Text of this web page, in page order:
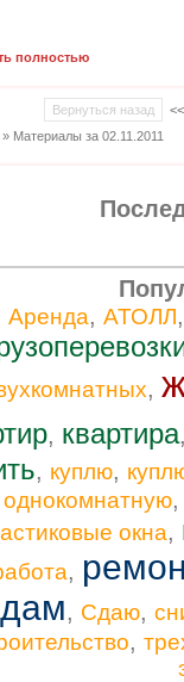
полностью
Вернуться назад
» Материалы за 02.11.2011
Аренда, АТОЛЛ
,
, квартира
, куплю,
однокомнатную
окна,
,
, Сдаю,
,